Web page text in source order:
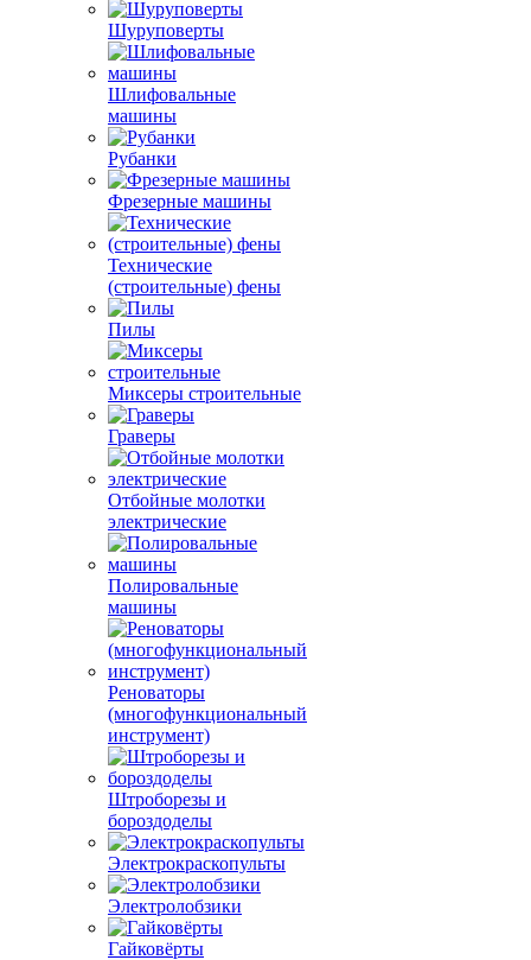
Шуруповерты
Шлифовальные
машины
Рубанки
Фрезерные машины
Технические
(строительные) фены
Пилы
Миксеры строительные
Граверы
Отбойные молотки
электрические
Полировальные
машины
Реноваторы
(многофункциональный
инструмент)
Штроборезы и
бороздоделы
Электрокраскопульты
Электролобзики
Гайковёрты